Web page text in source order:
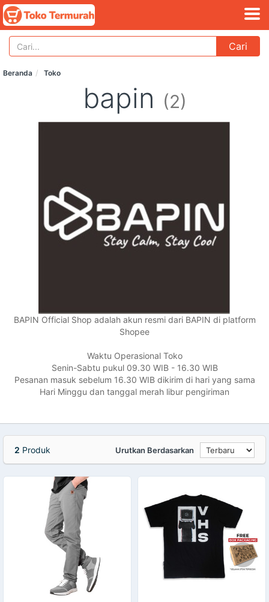
Cari
Beranda Toko
bapin (2)
BAPIN Official Shop adalah akun resmi dari BAPIN di platform
Shopee
Waktu Operasional Toko
Senin-Sabtu pukul 09.30 WIB - 16.30 WIB
Pesanan masuk sebelum 16.30 WIB dikirim di hari yang sama
Hari Minggu dan tanggal merah libur pengiriman
2 Produk Urutkan Berdasarkan